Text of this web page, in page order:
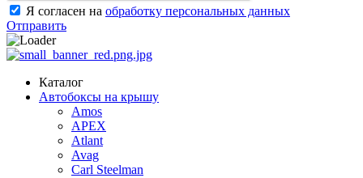
Я согласен на обработку персональных данных
Отправить
Каталог
Автобоксы на крышу
Amos
APEX
Atlant
Avag
Carl Steelman